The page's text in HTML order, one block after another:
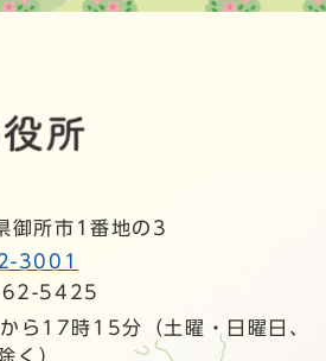
所市1番地の3
3001
62-5425
ら17時15分（土曜・日曜日、
く）